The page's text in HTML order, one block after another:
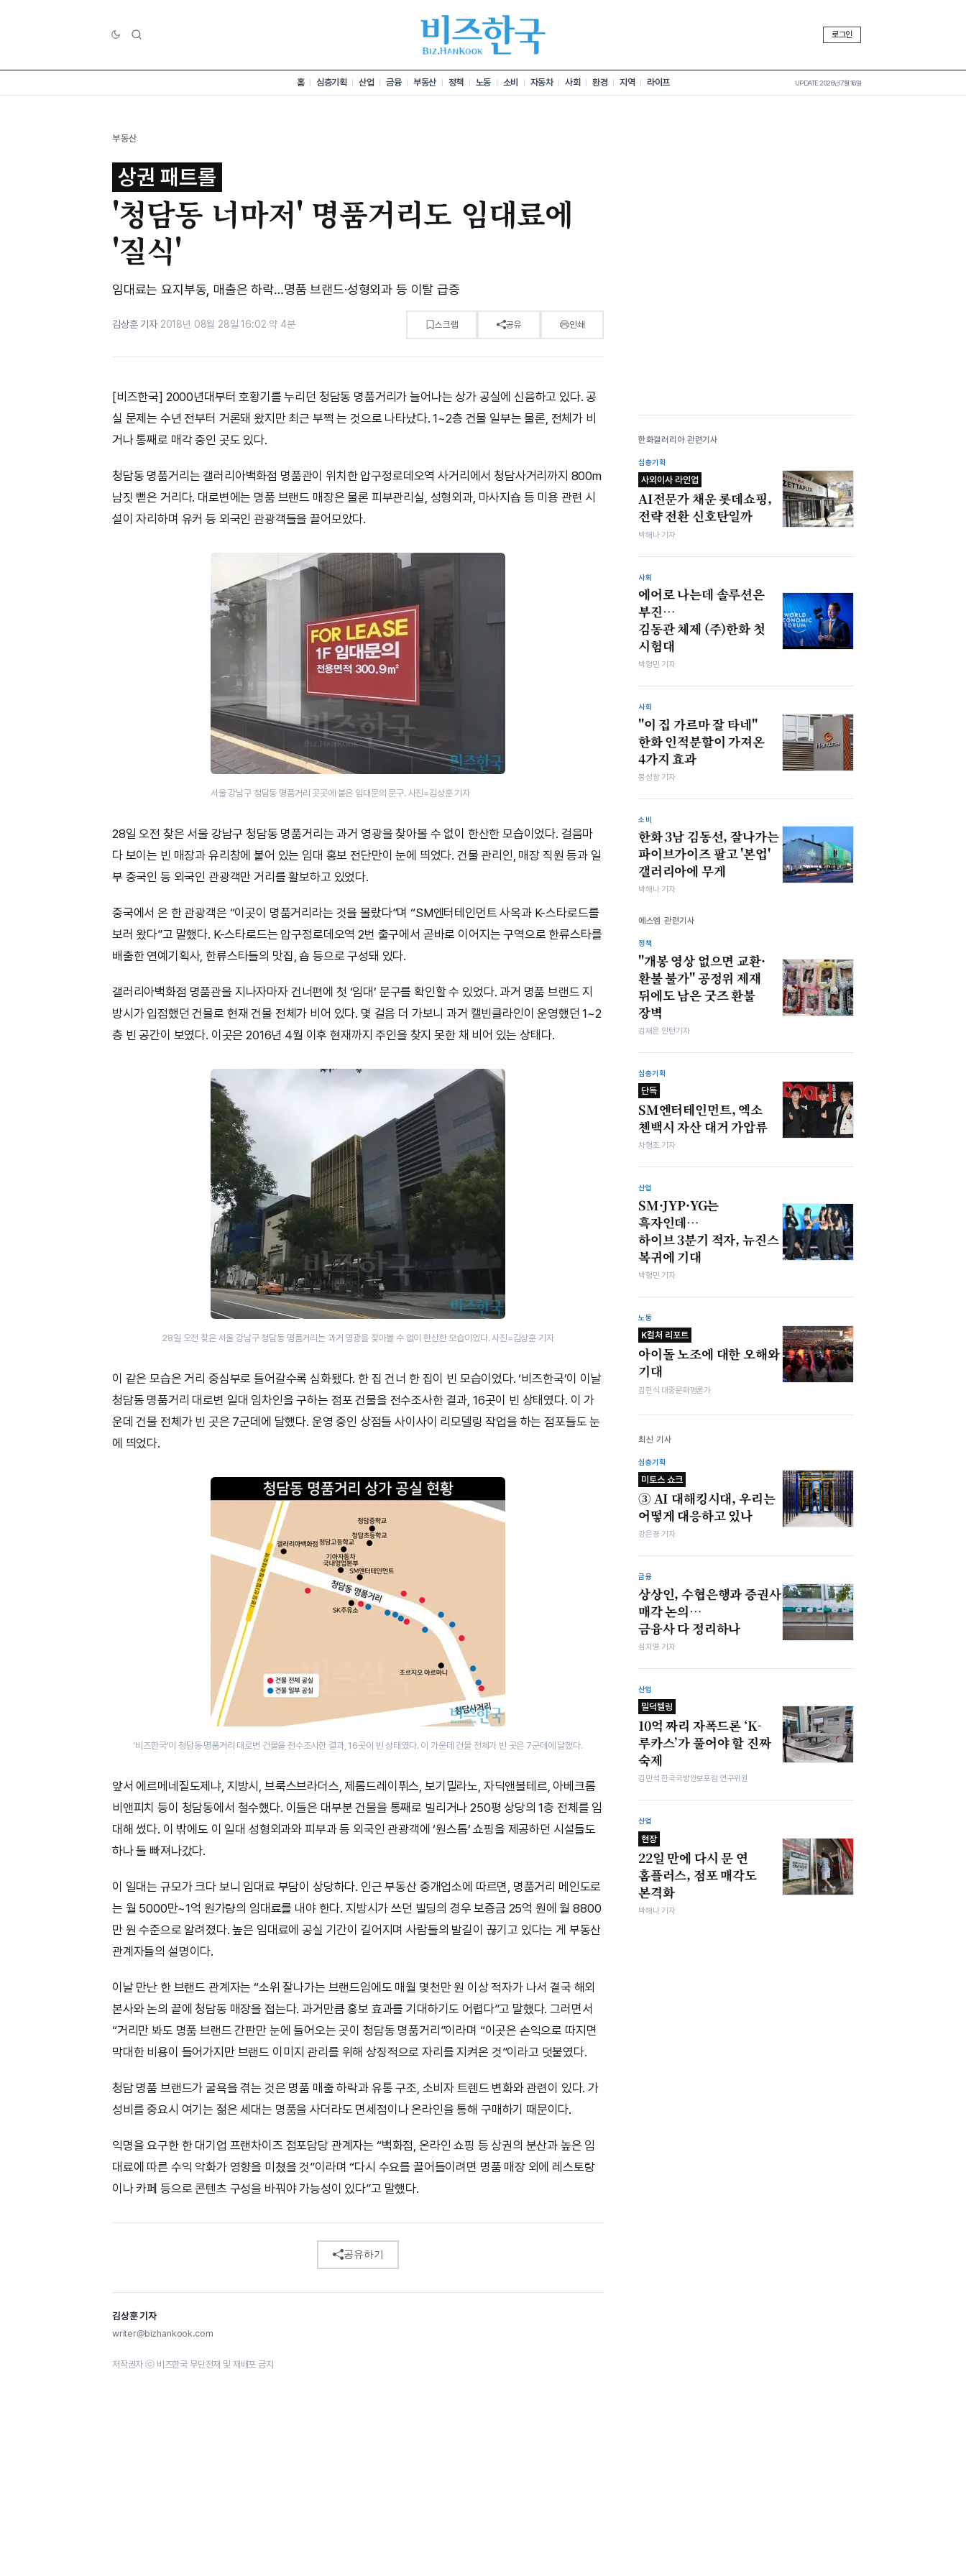
로그인
홈 심층기획 산업 금융 부동산 정책 노동 소비 자동차 사회 환경 지역 라이프 UPDATE 2026년 7월 16일
부동산
상권 패트롤
'청담동 너마저' 명품거리도 임대료에
'질식'
임대료는 요지부동, 매출은 하락…명품 브랜드·성형외과 등 이탈 급증
김상훈 기자·2018년 08월 28일 16:02·약 4분 스크랩 공유 인쇄
[비즈한국] 2000년대부터 호황기를 누리던 청담동 명품거리가 늘어나는 상가 공실에 신음하고 있다. 공
실 문제는 수년 전부터 거론돼 왔지만 최근 부쩍 는 것으로 나타났다. 1~2층 건물 일부는 물론, 전체가 비
거나 통째로 매각 중인 곳도 있다.
청담동 명품거리는 갤러리아백화점 명품관이 위치한 압구정로데오역 사거리에서 청담사거리까지 800m
남짓 뻗은 거리다. 대로변에는 명품 브랜드 매장은 물론 피부관리실, 성형외과, 마사지숍 등 미용 관련 시
설이 자리하며 유커 등 외국인 관광객들을 끌어모았다.
서울 강남구 청담동 명품거리 곳곳에 붙은 임대문의 문구. 사진=김상훈 기자
28일 오전 찾은 서울 강남구 청담동 명품거리는 과거 영광을 찾아볼 수 없이 한산한 모습이었다. 걸음마
다 보이는 빈 매장과 유리창에 붙어 있는 임대 홍보 전단만이 눈에 띄었다. 건물 관리인, 매장 직원 등과 일
부 중국인 등 외국인 관광객만 거리를 활보하고 있었다.
중국에서 온 한 관광객은 “이곳이 명품거리라는 것을 몰랐다”며 “SM엔터테인먼트 사옥과 K-스타로드를
보러 왔다”고 말했다. K-스타로드는 압구정로데오역 2번 출구에서 곧바로 이어지는 구역으로 한류스타를
배출한 연예기획사, 한류스타들의 맛집, 숍 등으로 구성돼 있다.
갤러리아백화점 명품관을 지나자마자 건너편에 첫 ‘임대’ 문구를 확인할 수 있었다. 과거 명품 브랜드 지
방시가 입점했던 건물로 현재 건물 전체가 비어 있다. 몇 걸음 더 가보니 과거 캘빈클라인이 운영했던 1~2
층 빈 공간이 보였다. 이곳은 2016년 4월 이후 현재까지 주인을 찾지 못한 채 비어 있는 상태다.
28일 오전 찾은 서울 강남구 청담동 명품거리는 과거 영광을 찾아볼 수 없이 한산한 모습이었다. 사진=김상훈 기자
이 같은 모습은 거리 중심부로 들어갈수록 심화됐다. 한 집 건너 한 집이 빈 모습이었다. ‘비즈한국’이 이날
청담동 명품거리 대로변 일대 임차인을 구하는 점포 건물을 전수조사한 결과, 16곳이 빈 상태였다. 이 가
운데 건물 전체가 빈 곳은 7군데에 달했다. 운영 중인 상점들 사이사이 리모델링 작업을 하는 점포들도 눈
에 띄었다.
‘비즈한국’이 청담동 명품거리 대로변 건물을 전수조사한 결과, 16곳이 빈 상태였다. 이 가운데 건물 전체가 빈 곳은 7군데에 달했다.
앞서 에르메네질도제냐, 지방시, 브룩스브라더스, 제롬드레이퓌스, 보기밀라노, 자딕앤볼테르, 아베크롬
비앤피치 등이 청담동에서 철수했다. 이들은 대부분 건물을 통째로 빌리거나 250평 상당의 1층 전체를 임
대해 썼다. 이 밖에도 이 일대 성형외과와 피부과 등 외국인 관광객에 ‘원스톱’ 쇼핑을 제공하던 시설들도
하나 둘 빠져나갔다.
이 일대는 규모가 크다 보니 임대료 부담이 상당하다. 인근 부동산 중개업소에 따르면, 명품거리 메인도로
는 월 5000만~1억 원가량의 임대료를 내야 한다. 지방시가 쓰던 빌딩의 경우 보증금 25억 원에 월 8800
만 원 수준으로 알려졌다. 높은 임대료에 공실 기간이 길어지며 사람들의 발길이 끊기고 있다는 게 부동산
관계자들의 설명이다.
이날 만난 한 브랜드 관계자는 “소위 잘나가는 브랜드임에도 매월 몇천만 원 이상 적자가 나서 결국 해외
본사와 논의 끝에 청담동 매장을 접는다. 과거만큼 홍보 효과를 기대하기도 어렵다”고 말했다. 그러면서
“거리만 봐도 명품 브랜드 간판만 눈에 들어오는 곳이 청담동 명품거리”이라며 “이곳은 손익으로 따지면
막대한 비용이 들어가지만 브랜드 이미지 관리를 위해 상징적으로 자리를 지켜온 것”이라고 덧붙였다.
청담 명품 브랜드가 굴욕을 겪는 것은 명품 매출 하락과 유통 구조, 소비자 트렌드 변화와 관련이 있다. 가
성비를 중요시 여기는 젊은 세대는 명품을 사더라도 면세점이나 온라인을 통해 구매하기 때문이다.
익명을 요구한 한 대기업 프랜차이즈 점포담당 관계자는 “백화점, 온라인 쇼핑 등 상권의 분산과 높은 임
대료에 따른 수익 악화가 영향을 미쳤을 것”이라며 “다시 수요를 끌어들이려면 명품 매장 외에 레스토랑
이나 카페 등으로 콘텐츠 구성을 바꿔야 가능성이 있다”고 말했다.
공유하기
김상훈 기자
writer@bizhankook.com
저작권자 ⓒ 비즈한국 무단전재 및 재배포 금지
한화갤러리아 관련기사
심층기획
사외이사 라인업
AI전문가 채운 롯데쇼핑,
전략 전환 신호탄일까
박해나 기자
사회
에어로 나는데 솔루션은
부진…
김동관 체제 (주)한화 첫
시험대
박형민 기자
사회
"이 집 가르마 잘 타네"
한화 인적분할이 가져온
4가지 효과
봉성창 기자
소비
한화 3남 김동선, 잘나가는
파이브가이즈 팔고 '본업'
갤러리아에 무게
박해나 기자
에스엠 관련기사
정책
"개봉 영상 없으면 교환·
환불 불가" 공정위 제재
뒤에도 남은 굿즈 환불
장벽
김재은 인턴기자
심층기획
단독
SM엔터테인먼트, 엑소
첸백시 자산 대거 가압류
차형조 기자
산업
SM·JYP·YG는
흑자인데…
하이브 3분기 적자, 뉴진스
복귀에 기대
박형민 기자
노동
K컬처 리포트
아이돌 노조에 대한 오해와
기대
김헌식 대중문화평론가
최신 기사
심층기획
미토스 쇼크
③ AI 대해킹시대, 우리는
어떻게 대응하고 있나
강은경 기자
금융
상상인, 수협은행과 증권사
매각 논의…
금융사 다 정리하나
심지영 기자
산업
밀덕텔링
10억 짜리 자폭드론 ‘K-
루카스’가 풀어야 할 진짜
숙제
김민석 한국국방안보포럼 연구위원
산업
현장
22일 만에 다시 문 연
홈플러스, 점포 매각도
본격화
박해나 기자